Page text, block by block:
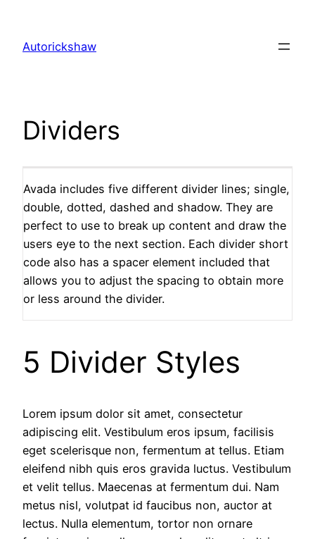
content
Autorickshaw
Dividers
Avada includes five different divider lines; single,
double, dotted, dashed and shadow. They are
perfect to use to break up content and draw the
users eye to the next section. Each divider short
code also has a spacer element included that
allows you to adjust the spacing to obtain more
or less around the divider.
5 Divider Styles
Lorem ipsum dolor sit amet, consectetur
adipiscing elit. Vestibulum eros ipsum, facilisis
eget scelerisque non, fermentum at tellus. Etiam
eleifend nibh quis eros gravida luctus. Vestibulum
et velit tellus. Maecenas at fermentum dui. Nam
metus nisl, volutpat id faucibus non, auctor at
lectus. Nulla elementum, tortor non ornare